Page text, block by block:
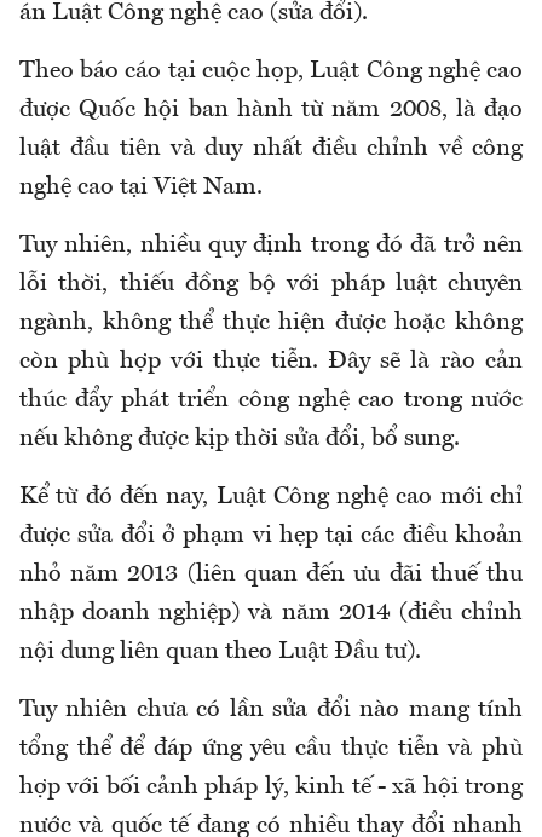
án Luật Công nghệ cao (sửa đổi).
Theo báo cáo tại cuộc họp, Luật Công nghệ cao
được Quốc hội ban hành từ năm 2008, là đạo
luật đầu tiên và duy nhất điều chỉnh về công
nghệ cao tại Việt Nam.
Tuy nhiên, nhiều quy định trong đó đã trở nên
lỗi thời, thiếu đồng bộ với pháp luật chuyên
ngành, không thể thực hiện được hoặc không
còn phù hợp với thực tiễn. Đây sẽ là rào cản
thúc đẩy phát triển công nghệ cao trong nước
nếu không được kịp thời sửa đổi, bổ sung.
Kể từ đó đến nay, Luật Công nghệ cao mới chỉ
được sửa đổi ở phạm vi hẹp tại các điều khoản
nhỏ năm 2013 (liên quan đến ưu đãi thuế thu
nhập doanh nghiệp) và năm 2014 (điều chỉnh
nội dung liên quan theo Luật Đầu tư).
Tuy nhiên chưa có lần sửa đổi nào mang tính
tổng thể để đáp ứng yêu cầu thực tiễn và phù
hợp với bối cảnh pháp lý, kinh tế - xã hội trong
nước và quốc tế đang có nhiều thay đổi nhanh